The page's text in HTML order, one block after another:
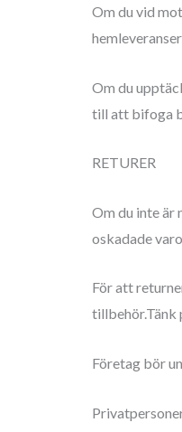
Om du vid
Om du
till att bifoga
RETURER
Om du inte är
oskadade
För att
tillbehör.Tänk
Företag bör